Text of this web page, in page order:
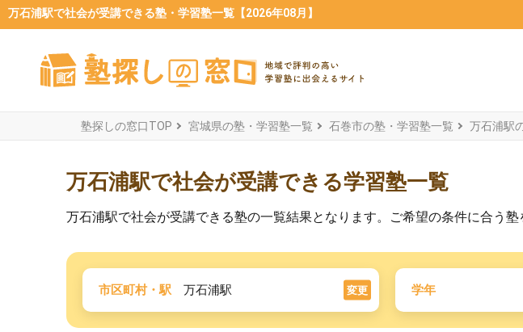
万石浦駅で社会が受講できる塾・学習塾一覧【2026年08月】
塾探しの窓口TOP 宮城県の塾・学習塾一覧 石巻市の塾・学習塾一覧 万石浦駅
万石浦駅で社会が受講できる学習塾一覧
万石浦駅で社会が受講できる塾の一覧結果となります。ご希望の条件に合う塾
市区町村・駅 万石浦駅 変更 学年